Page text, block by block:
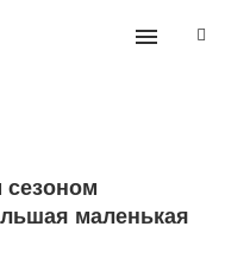
сезоном
маленькая